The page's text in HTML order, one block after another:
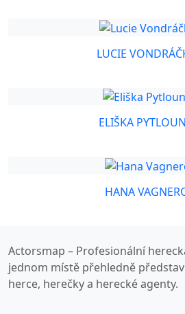
LUCIE
ELIŠKA
HANA
Actorsmap – Profesionální
jednom místě přehledně
herce, herečky a herecké agenty.